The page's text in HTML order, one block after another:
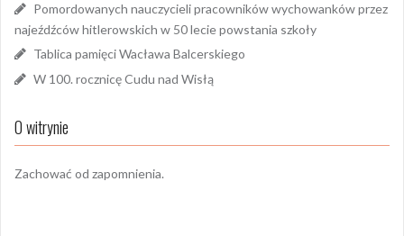
Pomordowanych nauczycieli pracowników wychowanków przez
najeźdźców hitlerowskich w 50 lecie powstania szkoły
Tablica pamięci Wacława Balcerskiego
W 100. rocznicę Cudu nad Wisłą
O witrynie
Zachować od zapomnienia.